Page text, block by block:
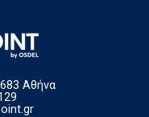
Αθήνα